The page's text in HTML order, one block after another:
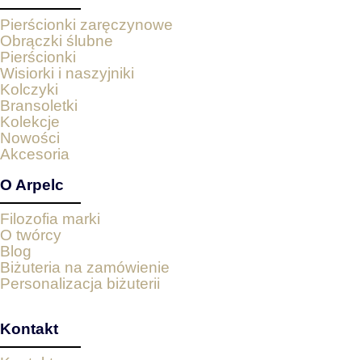
Pierścionki zaręczynowe
Obrączki ślubne
Pierścionki
Wisiorki i naszyjniki
Kolczyki
Bransoletki
Kolekcje
Nowości
Akcesoria
O Arpelc
Filozofia marki
O twórcy
Blog
Biżuteria na zamówienie
Personalizacja biżuterii
Kontakt